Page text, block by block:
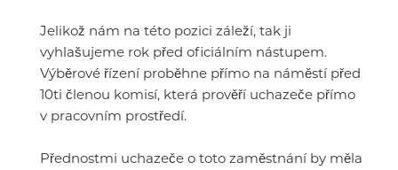
Jelikož nám na této pozici záleží, tak ji
vyhlašujeme rok před oficiálním nástupem.
Výběrové řízení proběhne přímo na náměstí před
10ti členou komisí, která prověří uchazeče přímo
v pracovním prostředí.
Přednostmi uchazeče o toto zaměstnání by měla